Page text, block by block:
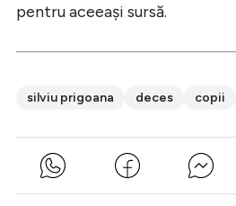
pentru aceeași sursă.
silviu prigoana deces copii